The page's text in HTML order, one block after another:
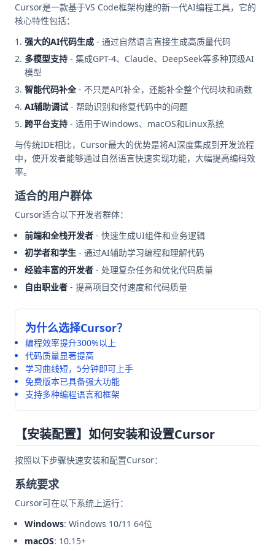
Cursor是一款基于VS Code框架构建的新一代AI编程工具，它的
核心特性包括：
强大的AI代码生成 - 通过自然语言直接生成高质量代码
多模型支持 - 集成GPT-4、Claude、DeepSeek等多种顶级AI
模型
智能代码补全- 不只是API补全，还能补全整个代码块和函数
AI辅助调试 - 帮助识别和修复代码中的问题
跨平台支持 - 适用于Windows、macOS和Linux系统
与传统IDE相比，Cursor最大的优势是将AI深度集成到开发流程
中，使开发者能够通过自然语言快速实现功能，大幅提高编码效
率。
适合的用户群体
Cursor适合以下开发者群体：
前端和全栈开发者 - 快速生成UI组件和业务逻辑
初学者和学生 - 通过AI辅助学习编程和理解代码
经验丰富的开发者 - 处理复杂任务和优化代码质量
自由职业者 - 提高项目交付速度和代码质量
为什么选择Cursor？
编程效率提升300%以上
代码质量显著提高
学习曲线短，5分钟即可上手
免费版本已具备强大功能
支持多种编程语言和框架
【安装配置】如何安装和设置Cursor
按照以下步骤快速安装和配置Cursor：
系统要求
Cursor可在以下系统上运行：
Windows: Windows 10/11 64位
macOS: 10.15+